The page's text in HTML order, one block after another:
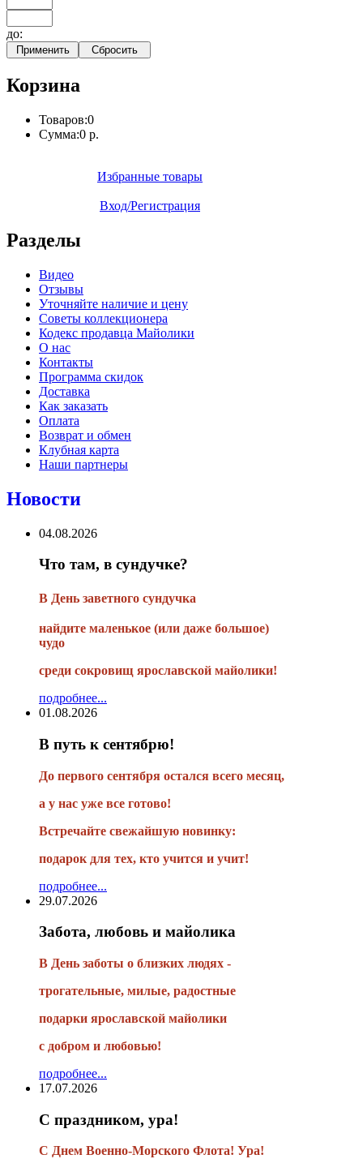
до:
Корзина
Товаров:0
Сумма:0 р.
Избранные товары
Вход/Регистрация
Разделы
Видео
Отзывы
Уточняйте наличие и цену
Советы коллекционера
Кодекс продавца Майолики
О нас
Контакты
Программа скидок
Доставка
Как заказать
Оплата
Возврат и обмен
Клубная карта
Наши партнеры
Новости
04.08.2026
Что там, в сундучке?
В День заветного сундучка
найдите маленькое (или даже большое)
чудо
среди сокровищ ярославской майолики!
подробнее...
01.08.2026
В путь к сентябрю!
До первого сентября остался всего месяц,
а у нас уже все готово!
Встречайте свежайшую новинку:
подарок для тех, кто учится и учит!
подробнее...
29.07.2026
Забота, любовь и майолика
В День заботы о близких людях -
трогательные, милые, радостные
подарки ярославской майолики
с добром и любовью!
подробнее...
17.07.2026
С праздником, ура!
С Днем Военно-Морского Флота! Ура!